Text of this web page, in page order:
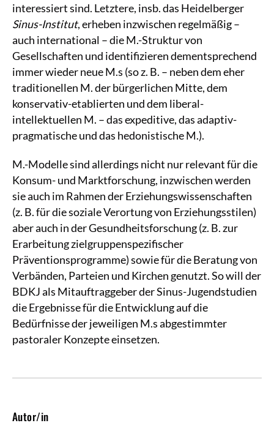
interessiert sind. Letztere, insb. das Heidelberger
Sinus-Institut, erheben inzwischen regelmäßig –
auch international – die M.-Struktur von
Gesellschaften und identifizieren dementsprechend
immer wieder neue M.s (so z. B. – neben dem eher
traditionellen M. der bürgerlichen Mitte, dem
konservativ-etablierten und dem liberal-
intellektuellen M. – das expeditive, das adaptiv-
pragmatische und das hedonistische M.).
M.-Modelle sind allerdings nicht nur relevant für die
Konsum- und Marktforschung, inzwischen werden
sie auch im Rahmen der Erziehungswissenschaften
(z. B. für die soziale Verortung von Erziehungsstilen)
aber auch in der Gesundheitsforschung (z. B. zur
Erarbeitung zielgruppenspezifischer
Präventionsprogramme) sowie für die Beratung von
Verbänden, Parteien und Kirchen genutzt. So will der
BDKJ als Mitauftraggeber der Sinus-Jugendstudien
die Ergebnisse für die Entwicklung auf die
Bedürfnisse der jeweiligen M.s abgestimmter
pastoraler Konzepte einsetzen.
Autor/in